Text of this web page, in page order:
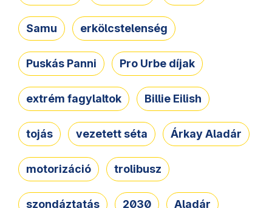
Samu erkölcstelenség
Puskás Panni Pro Urbe díjak
extrém fagylaltok Billie Eilish
tojás vezetett séta Árkay Aladár
motorizáció trolibusz
szondáztatás 2030 Aladár